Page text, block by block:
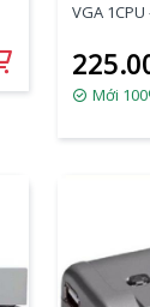
VGA 1CPU
Mới